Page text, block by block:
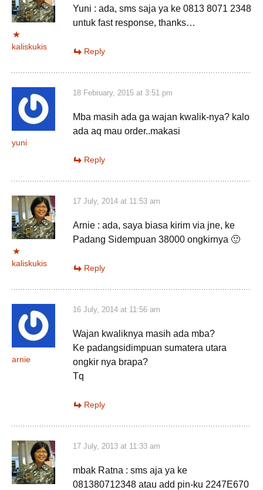
kaliskukis
Yuni : ada, sms saja ya ke 0813 8071 2348
untuk fast response, thanks…
Reply
yuni
18 February, 2015 at 3:51 pm
Mba masih ada ga wajan kwalik-nya? kalo
ada aq mau order..makasi
Reply
kaliskukis
17 July, 2014 at 11:53 am
Arnie : ada, saya biasa kirim via jne, ke
Padang Sidempuan 38000 ongkirnya 🙂
Reply
arnie
16 July, 2014 at 11:56 am
Wajan kwaliknya masih ada mba?
Ke padangsidimpuan sumatera utara
ongkir nya brapa?
Tq
Reply
17 July, 2013 at 11:33 am
mbak Ratna : sms aja ya ke
081380712348 atau add pin-ku 2247E670